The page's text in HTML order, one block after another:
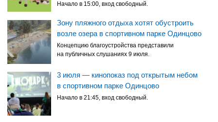
Начало в 15:00, вход свободный.
Зону пляжного отдыха хотят обустроить
возле озера в спортивном парке Одинцово
Концепцию благоустройства представили
на публичных слушаниях 9 июля.
3 июля — кинопоказ под открытым небом
в спортивном парке Одинцово
Начало в 21:45, вход свободный.